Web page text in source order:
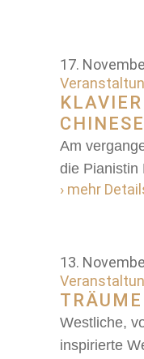
17.
Am
die Pianistin
› mehr
13.
Westliche,
inspirierte